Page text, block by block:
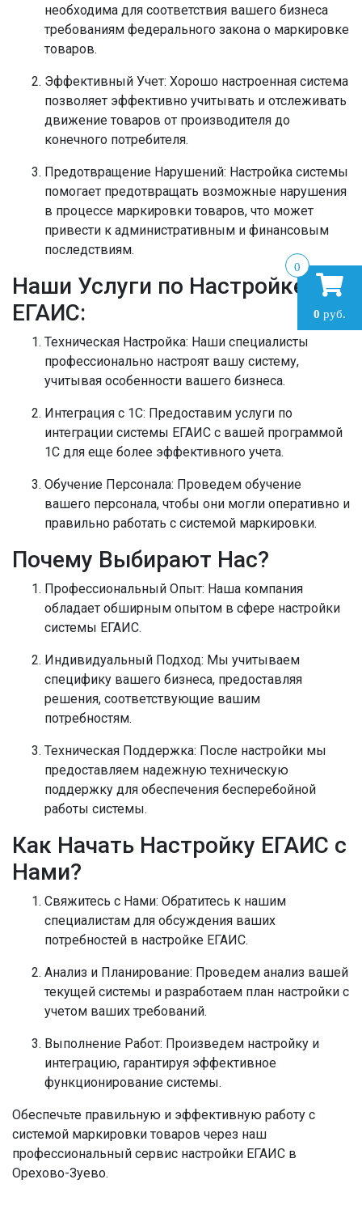
необходима для соответствия вашего бизнеса
требованиям федерального закона о маркировке
товаров.
Эффективный Учет: Хорошо настроенная система
позволяет эффективно учитывать и отслеживать
движение товаров от производителя до
конечного потребителя.
Предотвращение Нарушений: Настройка системы
помогает предотвращать возможные нарушения
в процессе маркировки товаров, что может
привести к административным и финансовым
последствиям.
Наши Услуги по Настройке
ЕГАИС:
Техническая Настройка: Наши специалисты
профессионально настроят вашу систему,
учитывая особенности вашего бизнеса.
Интеграция с 1С: Предоставим услуги по
интеграции системы ЕГАИС с вашей программой
1С для еще более эффективного учета.
Обучение Персонала: Проведем обучение
вашего персонала, чтобы они могли оперативно и
правильно работать с системой маркировки.
Почему Выбирают Нас?
Профессиональный Опыт: Наша компания
обладает обширным опытом в сфере настройки
системы ЕГАИС.
Индивидуальный Подход: Мы учитываем
специфику вашего бизнеса, предоставляя
решения, соответствующие вашим
потребностям.
Техническая Поддержка: После настройки мы
предоставляем надежную техническую
поддержку для обеспечения бесперебойной
работы системы.
Как Начать Настройку ЕГАИС с
Нами?
Свяжитесь с Нами: Обратитесь к нашим
специалистам для обсуждения ваших
потребностей в настройке ЕГАИС.
Анализ и Планирование: Проведем анализ вашей
текущей системы и разработаем план настройки с
учетом ваших требований.
Выполнение Работ: Произведем настройку и
интеграцию, гарантируя эффективное
функционирование системы.
Обеспечьте правильную и эффективную работу с
системой маркировки товаров через наш
профессиональный сервис настройки ЕГАИС в
Орехово-Зуево.
0
0 руб.